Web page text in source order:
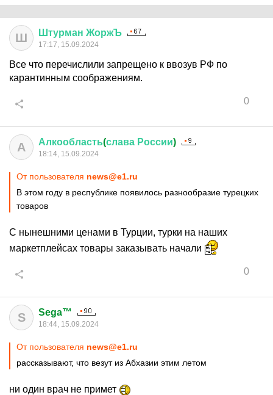
Ш Штурман ЖоржЪ
17:17, 15.09.2024
Все что перечислили запрещено к ввозув РФ по
карантинным соображениям.
0
А Алкообласть(слава России)
18:14, 15.09.2024
От пользователя news@e1.ru
В этом году в республике появилось разнообразие турецких
товаров
С нынешними ценами в Турции, турки на наших
маркетплейсах товары заказывать начали
0
S Sega™
18:44, 15.09.2024
От пользователя news@e1.ru
рассказывают, что везут из Абхазии этим летом
ни один врач не примет